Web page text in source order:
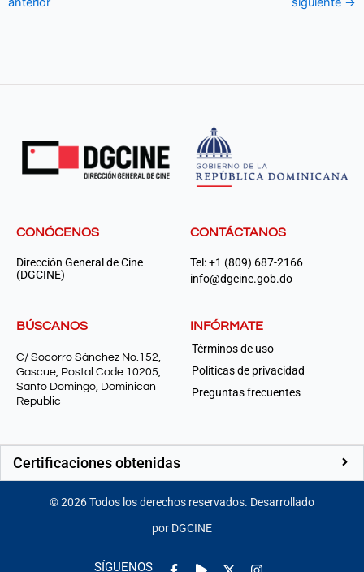
CONÓCENOS
Dirección General de Cine
(DGCINE)
CONTÁCTANOS
Tel: +1 (809) 687-2166
info@dgcine.gob.do
BÚSCANOS
C/ Socorro Sánchez No.152,
Gascue, Postal Code 10205,
Santo Domingo, Dominican
Republic
INFÓRMATE
Términos de uso
Políticas de privacidad
Preguntas frecuentes
Certificaciones obtenidas
©2026Todos los derechos reservados. Desarrollado
por DGCINE
SÍGUENOS
Facebook-
Play Instagram